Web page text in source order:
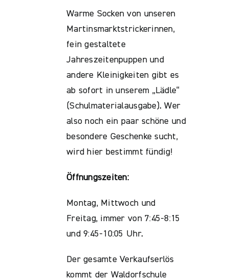
Warme Socken von unseren
Martinsmarktstrickerinnen,
fein gestaltete
Jahreszeitenpuppen und
andere Kleinigkeiten gibt es
ab sofort in unserem „Lädle“
(Schulmaterialausgabe). Wer
also noch ein paar schöne und
besondere Geschenke sucht,
wird hier bestimmt fündig!
Öffnungszeiten:
Montag, Mittwoch und
Freitag, immer von 7:45-8:15
und 9:45-10:05 Uhr.
Der gesamte Verkaufserlös
kommt der Waldorfschule